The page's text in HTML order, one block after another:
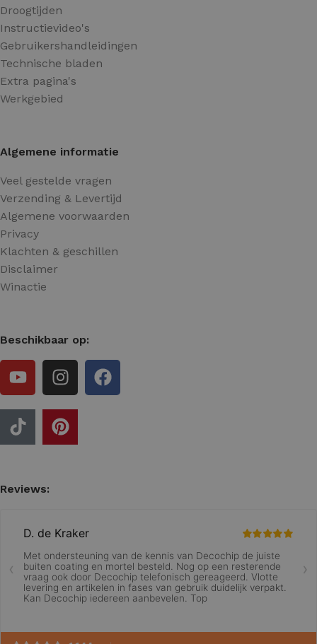
Droogtijden
Instructievideo's
Gebruikershandleidingen
Technische bladen
Extra pagina's
Werkgebied
Algemene informatie
Veel gestelde vragen
Verzending & Levertijd
Algemene voorwaarden
Privacy
Klachten & geschillen
Disclaimer
Winactie
Beschikbaar op:
Reviews: